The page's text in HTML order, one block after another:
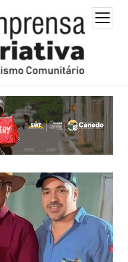
open
menu